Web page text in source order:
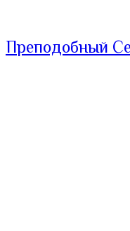
Преподобный